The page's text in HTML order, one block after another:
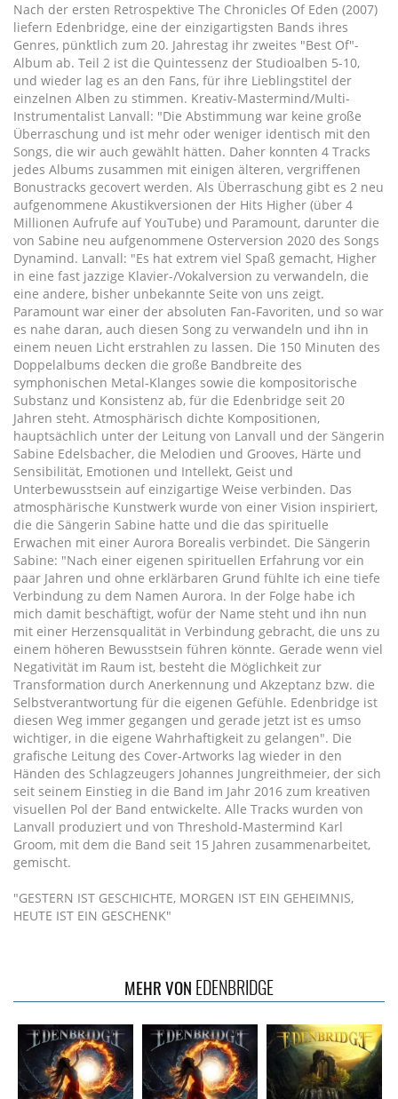
Nach der ersten Retrospektive The Chronicles Of Eden (2007)
liefern Edenbridge, eine der einzigartigsten Bands ihres
Genres, pünktlich zum 20. Jahrestag ihr zweites "Best Of"-
Album ab. Teil 2 ist die Quintessenz der Studioalben 5-10,
und wieder lag es an den Fans, für ihre Lieblingstitel der
einzelnen Alben zu stimmen. Kreativ-Mastermind/Multi-
Instrumentalist Lanvall: "Die Abstimmung war keine große
Überraschung und ist mehr oder weniger identisch mit den
Songs, die wir auch gewählt hätten. Daher konnten 4 Tracks
jedes Albums zusammen mit einigen älteren, vergriffenen
Bonustracks gecovert werden. Als Überraschung gibt es 2 neu
aufgenommene Akustikversionen der Hits Higher (über 4
Millionen Aufrufe auf YouTube) und Paramount, darunter die
von Sabine neu aufgenommene Osterversion 2020 des Songs
Dynamind. Lanvall: "Es hat extrem viel Spaß gemacht, Higher
in eine fast jazzige Klavier-/Vokalversion zu verwandeln, die
eine andere, bisher unbekannte Seite von uns zeigt.
Paramount war einer der absoluten Fan-Favoriten, und so war
es nahe daran, auch diesen Song zu verwandeln und ihn in
einem neuen Licht erstrahlen zu lassen. Die 150 Minuten des
Doppelalbums decken die große Bandbreite des
symphonischen Metal-Klanges sowie die kompositorische
Substanz und Konsistenz ab, für die Edenbridge seit 20
Jahren steht. Atmosphärisch dichte Kompositionen,
hauptsächlich unter der Leitung von Lanvall und der Sängerin
Sabine Edelsbacher, die Melodien und Grooves, Härte und
Sensibilität, Emotionen und Intellekt, Geist und
Unterbewusstsein auf einzigartige Weise verbinden. Das
atmosphärische Kunstwerk wurde von einer Vision inspiriert,
die die Sängerin Sabine hatte und die das spirituelle
Erwachen mit einer Aurora Borealis verbindet. Die Sängerin
Sabine: "Nach einer eigenen spirituellen Erfahrung vor ein
paar Jahren und ohne erklärbaren Grund fühlte ich eine tiefe
Verbindung zu dem Namen Aurora. In der Folge habe ich
mich damit beschäftigt, wofür der Name steht und ihn nun
mit einer Herzensqualität in Verbindung gebracht, die uns zu
einem höheren Bewusstsein führen könnte. Gerade wenn viel
Negativität im Raum ist, besteht die Möglichkeit zur
Transformation durch Anerkennung und Akzeptanz bzw. die
Selbstverantwortung für die eigenen Gefühle. Edenbridge ist
diesen Weg immer gegangen und gerade jetzt ist es umso
wichtiger, in die eigene Wahrhaftigkeit zu gelangen". Die
grafische Leitung des Cover-Artworks lag wieder in den
Händen des Schlagzeugers Johannes Jungreithmeier, der sich
seit seinem Einstieg in die Band im Jahr 2016 zum kreativen
visuellen Pol der Band entwickelte. Alle Tracks wurden von
Lanvall produziert und von Threshold-Mastermind Karl
Groom, mit dem die Band seit 15 Jahren zusammenarbeitet,
gemischt.
"GESTERN IST GESCHICHTE, MORGEN IST EIN GEHEIMNIS,
HEUTE IST EIN GESCHENK"
MEHR VON EDENBRIDGE